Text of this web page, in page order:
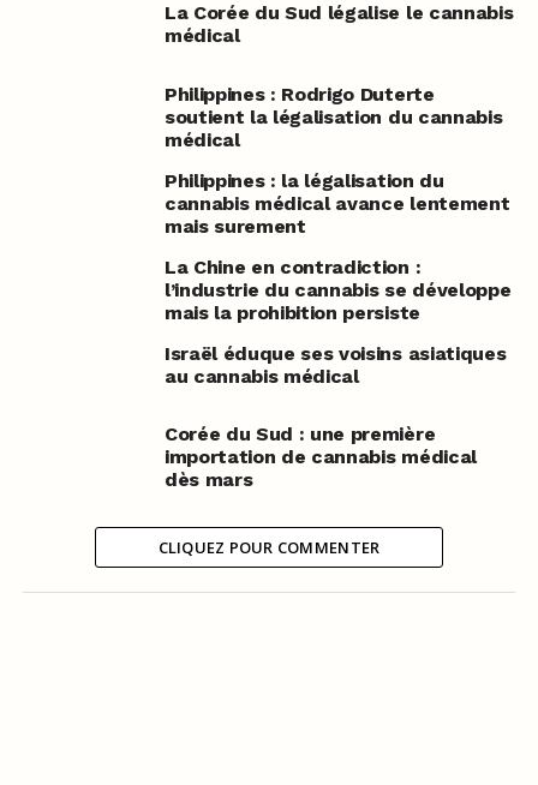
La Corée du Sud légalise le cannabis
médical
Philippines : Rodrigo Duterte
soutient la légalisation du cannabis
médical
Philippines : la légalisation du
cannabis médical avance lentement
mais surement
La Chine en contradiction :
l’industrie du cannabis se développe
mais la prohibition persiste
Israël éduque ses voisins asiatiques
au cannabis médical
Corée du Sud : une première
importation de cannabis médical
dès mars
CLIQUEZ POUR COMMENTER